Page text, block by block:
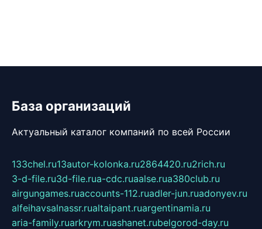
База организаций
Актуальный каталог компаний по всей России
133chel.ru13autor-kolonka.ru2864420.ru2rich.ru
3-d-file.ru3d-file.rua-cdc.ruaalse.rua380club.ru
airgungames.ruaccounts-112.ruadler-jun.ruadonyev.ru
alfeihavsalnassr.rualtaipant.ruargentinamia.ru
aria-family.ruarkrym.ruashanet.rubelgorod-day.ru